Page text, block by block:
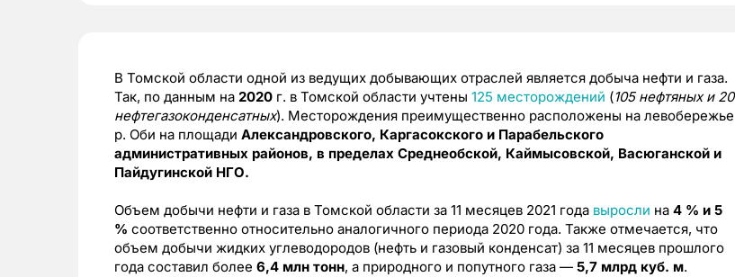
В Томской области одной из ведущих добывающих отраслей является добыча нефти и газа.
Так, по данным на 2020 г. в Томской области учтены 125 месторождений (105 нефтяных и 20
нефтегазоконденсатных). Месторождения преимущественно расположены на левобережье
р. Оби на площади Александровского, Каргасокского и Парабельского
административных районов, в пределах Среднеобской, Каймысовской, Васюганской и
Пайдугинской НГО.
Объем добычи нефти и газа в Томской области за 11 месяцев 2021 года выросли на 4 % и 5
% соответственно относительно аналогичного периода 2020 года. Также отмечается, что
объем добычи жидких углеводородов (нефть и газовый конденсат) за 11 месяцев прошлого
года составил более 6,4 млн тонн, а природного и попутного газа — 5,7 млрд куб. м.